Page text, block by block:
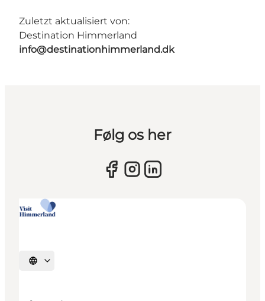
Zuletzt aktualisiert von:
Destination Himmerland
info@destinationhimmerland.dk
Følg os her
Sprache auswählen